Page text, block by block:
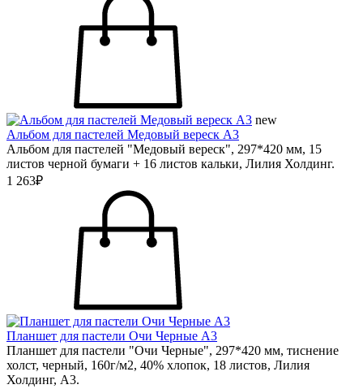
new
Альбом для пастелей Медовый вереск А3
Альбом для пастелей "Медовый вереск", 297*420 мм, 15
листов черной бумаги + 16 листов кальки, Лилия Холдинг.
1 263₽
Планшет для пастели Очи Черные А3
Планшет для пастели "Очи Черные", 297*420 мм, тиснение
холст, черный, 160г/м2, 40% хлопок, 18 листов, Лилия
Холдинг, А3.